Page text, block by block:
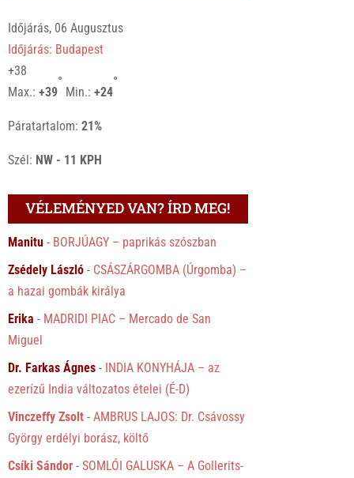
Időjárás, 06 Augusztus
Időjárás: Budapest
+38
Max.:+39
°
Min.:+24
°
Páratartalom:21%
Szél: NW - 11 KPH
VÉLEMÉNYED VAN? ÍRD MEG!
Manitu - BORJÚAGY – paprikás szószban
Zsédely László - CSÁSZÁRGOMBA (Úrgomba) –
a hazai gombák királya
Erika - MADRIDI PIAC – Mercado de San
Miguel
Dr. Farkas Ágnes - INDIA KONYHÁJA – az
ezerízű India változatos ételei (É-D)
Vinczeffy Zsolt -AMBRUS LAJOS: Dr. Csávossy
György erdélyi borász, költő
Csíki Sándor -SOMLÓI GALUSKA – A Gollerits-